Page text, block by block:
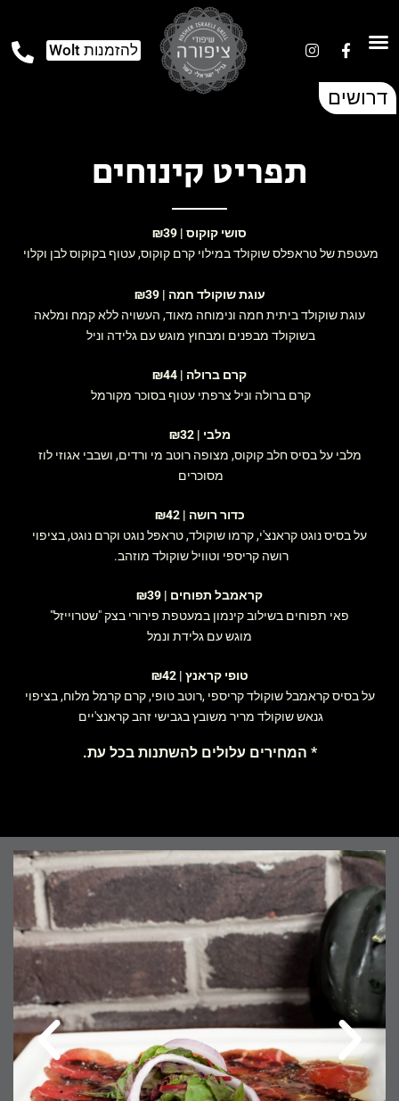
דרושים
להזמנות Wolt
תפריט קינוחים
סושי קוקוס | ₪39
מעטפת של טראפלס שוקולד במילוי קרם קוקוס, עטוף בקוקוס לבן וקלוי
עוגת שוקולד חמה | ₪39
עוגת שוקולד ביתית חמה ונימוחה מאוד, העשויה ללא קמח ומלאה
בשוקולד מבפנים ומבחוץ מוגש עם גלידה וניל
קרם ברולה | ₪44
קרם ברולה וניל צרפתי עטוף בסוכר מקורמל
מלבי | ₪32
מלבי על בסיס חלב קוקוס, מצופה רוטב מי ורדים, ושבבי אגוזי לוז
מסוכרים
כדור רושה | ₪42
על בסיס נוגט קראנצ'י, קרמו שוקולד, טראפל נוגט וקרם נוגט, בציפוי
רושה קריספי וטוויל שוקולד מוזהב.
קראמבל תפוחים | ₪39
פאי תפוחים בשילוב קינמון במעטפת פירורי בצק "שטרוייזל"
מוגש עם גלידת ונמל
טופי קראנץ | ₪42
על בסיס קראמבל שוקולד קריספי ,רוטב טופי, קרם קרמל מלוח, בציפוי
גנאש שוקולד מריר משובץ בגבישי זהב קראנצ'יים
* המחירים עלולים להשתנות בכל עת.